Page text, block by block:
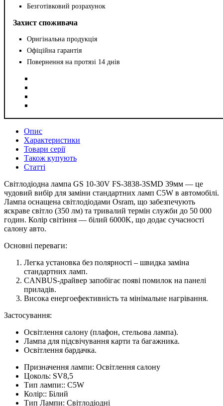
Безготівковий розрахунок
Захист споживача
Оригінальна продукція
Офіційна гарантія
Повернення на протязі 14 днів
Опис
Характеристики
Товари серії
Також купують
Статті
Світлодіодна лампа GS 10-30V FS-3838-3SMD 39мм — це
чудовий вибір для заміни стандартних ламп C5W в автомобілі.
Лампа оснащена світлодіодами Osram, що забезпечують
яскраве світло (350 лм) та тривалий термін служби до 50 000
годин. Колір світіння — білий 6000K, що додає сучасності
салону авто.
Основні переваги:
Легка установка без полярності – швидка заміна
стандартних ламп.
CANBUS-драйвер запобігає появі помилок на панелі
приладів.
Висока енергоефективність та мінімальне нагрівання.
Застосування:
Освітлення салону (плафон, стельова лампа).
Лампа для підсвічування карти та багажника.
Освітлення бардачка.
Призначення лампи: Освітлення салону
Цоколь: SV8,5
Тип лампи:: C5W
Колір:: Білий
Тип Лампи: Світлодіодні